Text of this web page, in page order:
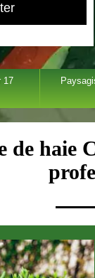
17
de haie